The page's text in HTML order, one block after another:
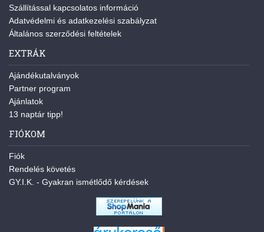
Szállítással kapcsolatos információ
Adatvédelmi és adatkezelési szabályzat
Általános szerződési feltételek
EXTRÁK
Ajándékutalványok
Partner program
Ajánlatok
13 naptár tipp!
FIÓKOM
Fiók
Rendelés követés
GY.I.K. - Gyakran ismétlődő kérdések